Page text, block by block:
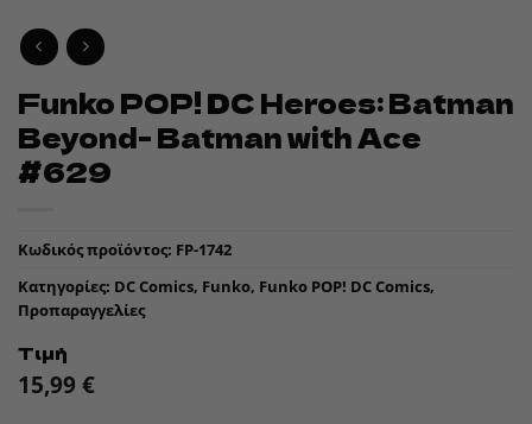
Funko POP! DC Heroes: Batman
Beyond- Batman with Ace
#629
Κωδικός προϊόντος: FP-1742
Κατηγορίες: DC Comics, Funko, Funko POP! DC Comics,
Προπαραγγελίες
Τιμή
15,99 €